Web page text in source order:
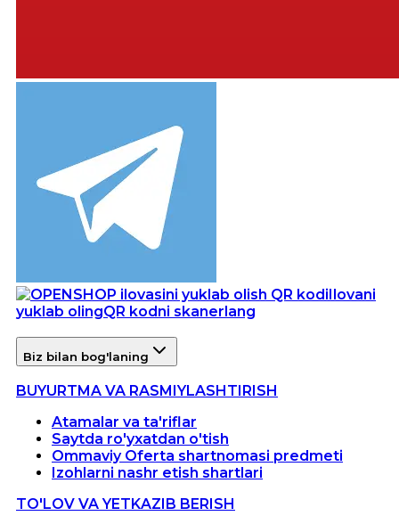
Ilovani
yuklab olingQR kodni skanerlang
Biz bilan bog'laning
BUYURTMA VA RASMIYLASHTIRISH
Atamalar va ta'riflar
Saytda ro'yxatdan o'tish
Ommaviy Oferta shartnomasi predmeti
Izohlarni nashr etish shartlari
TO'LOV VA YETKAZIB BERISH